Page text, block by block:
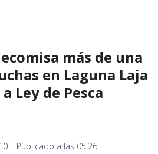
más de una
en Laguna Laja
Ley de Pesca
| Publicado a las 05:26